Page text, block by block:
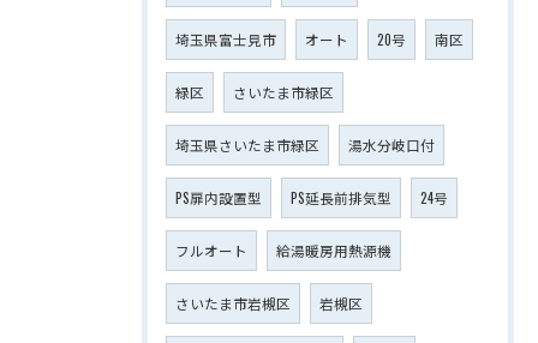
埼玉県富士見市 オート 20号 南区
緑区 さいたま市緑区
埼玉県さいたま市緑区 湯水分岐口付
PS扉内設置型 PS延長前排気型 24号
フルオート 給湯暖房用熱源機
さいたま市岩槻区 岩槻区